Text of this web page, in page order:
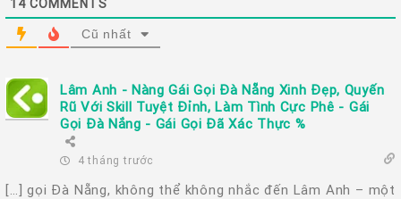
Cũ nhất
Lâm Anh - Nàng Gái Gọi Đà Nẵng Xinh Đẹp, Quyến
Rũ Với Skill Tuyệt Đỉnh, Làm Tình Cực Phê - Gái
Gọi Đà Nắng - Gái Gọi Đã Xác Thực %
4 tháng trước
[…] gọi Đà Nẵng, không thể không nhắc đến Lâm Anh – một